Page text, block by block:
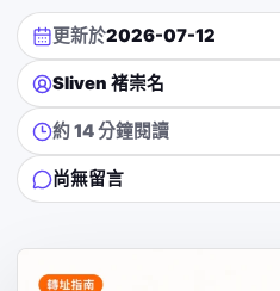
更新於2026-07-12
Sliven 褚崇名
約 14 分鐘閱讀
尚無留言